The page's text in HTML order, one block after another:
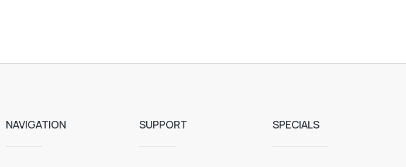
NAVIGATION SUPPORT SPECIALS